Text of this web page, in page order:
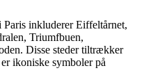
inkluderer Eiffeltårnet,
Triumfbuen,
Disse steder tiltrækker
ikoniske symboler på